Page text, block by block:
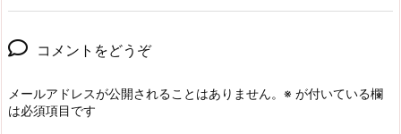
コメントをどうぞ
メールアドレスが公開されることはありません。 ※ が付いている欄
は必須項目です